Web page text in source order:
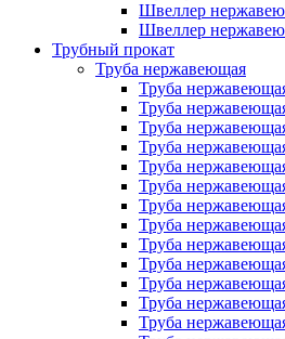
Швеллер
Швеллер
Трубный прокат
Труба нержавеющая
Труба
Труба
Труба
Труба
Труба
Труба
Труба
Труба
Труба
Труба
Труба
Труба
Труба